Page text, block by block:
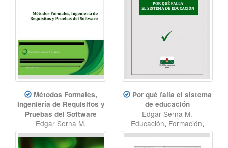
Métodos Formales,
Ingeniería de Requisitos y
Pruebas del Software
Edgar Serna M.
Métodos formales,
Ingeniería de Requisitos
Por qué falla el sistema
de educación
Edgar Serna M.
Educación, Formación,
Sistema educativo,